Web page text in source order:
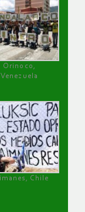
Orinoco,
Venezuela
Chile